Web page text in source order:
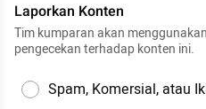
Laporkan Konten
Tim kumparan akan
pengecekan terhadap konten ini.
Spam, Komersial, atau